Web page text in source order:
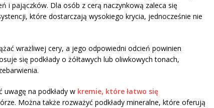
i pajączków. Dla osób z cerą naczynkową zaleca się
które dostarczają wysokiego krycia, jednocześnie nie
wrażliwej cery, a jego odpowiedni odcień powinien
się podkłady o żółtawych lub oliwkowych tonach,
uwagę na podkłady w kremie, które łatwo się
Można także rozważyć podkłady mineralne, które oferują